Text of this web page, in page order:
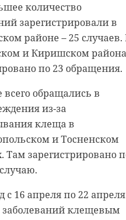
количество
зарегистрировали в
районе – 25 случаев.
и Киришском
по 23 обращения.
обращались в
из-за
клеща в
и Тосненском
Там зарегистрировано
с 16 апреля по 22 апреля
заболеваний клещевым